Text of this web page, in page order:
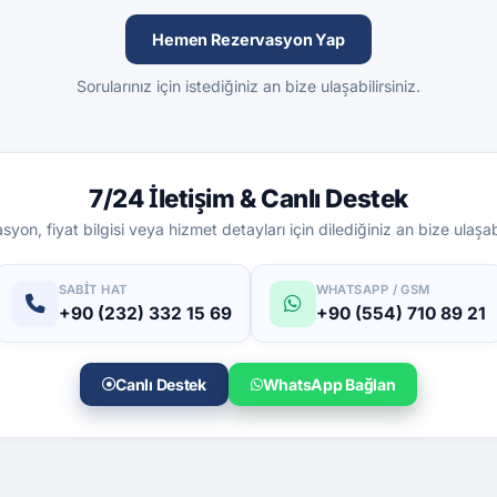
Hemen Rezervasyon Yap
Sorularınız için istediğiniz an bize ulaşabilirsiniz.
7/24 İletişim & Canlı Destek
fiyat bilgisi veya hizmet detayları için dilediğiniz an bize
SABIT HAT
+90 (232) 332 15 69
WHATSAPP / GSM
+90 (554) 710 89 21
Canlı Destek WhatsApp Bağlan